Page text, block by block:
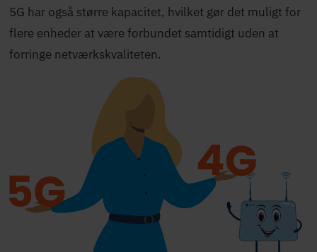
5G har også større kapacitet, hvilket gør det muligt for
flere enheder at være forbundet samtidigt uden at
forringe netværkskvaliteten.